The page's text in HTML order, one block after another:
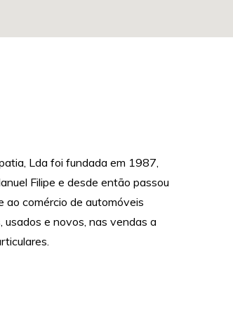
Lda foi fundada em 1987,
Filipe e desde então passou
ao comércio de automóveis
usados e novos, nas vendas a